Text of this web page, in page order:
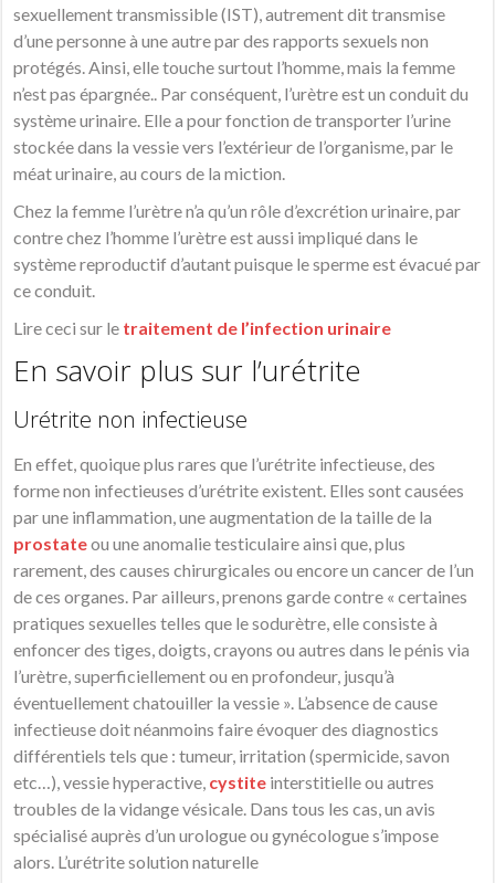
sexuellement transmissible (IST), autrement dit transmise
d’une personne à une autre par des rapports sexuels non
protégés. Ainsi, elle touche surtout l’homme, mais la femme
n’est pas épargnée.. Par conséquent, l’urètre est un conduit du
système urinaire. Elle a pour fonction de transporter l’urine
stockée dans lavessievers l’extérieur de l’organisme, par le
méat urinaire, au cours de lamiction.
Chez la femme l’urètre n’a qu’un rôle d’excrétion urinaire, par
contre chez l’homme l’urètre est aussi impliqué dans le
système reproductif d’autant puisque lespermeest évacué par
ce conduit.
Lire ceci sur le traitement de l’infection urinaire
En savoir plus sur l’urétrite
Urétrite non infectieuse
En effet, quoique plus rares que l’urétrite infectieuse, des
forme non infectieuses d’urétrite existent. Elles sont causées
par une inflammation, une augmentation de la taille de la
prostateou une anomalie testiculaire ainsi que, plus
rarement, des causes chirurgicales ou encore un cancer de l’un
de ces organes. Par ailleurs, prenons garde contre « certaines
pratiques sexuelles telles que le sodurètre, elle consiste à
enfoncer des tiges, doigts, crayons ou autres dans le pénis via
l’urètre, superficiellement ou en profondeur, jusqu’à
éventuellement chatouiller la vessie ». L’absence de cause
infectieuse doit néanmoins faire évoquer des diagnostics
différentiels tels que : tumeur, irritation (spermicide, savon
etc…), vessie hyperactive, cystite interstitielle ou autres
troubles de la vidange vésicale. Dans tous les cas, un avis
spécialisé auprès d’un urologue ou gynécologue s’impose
alors. L’urétrite solution naturelle